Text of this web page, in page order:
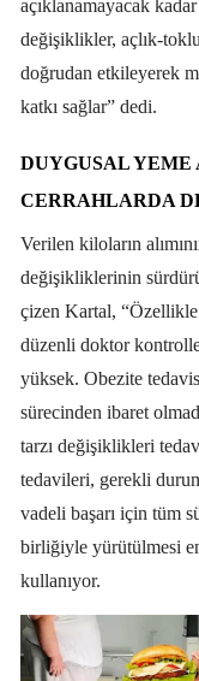
açıklanamayacak
değişiklikler, açlık-
doğrudan etkileyerek
katkı sağlar” dedi.
DUYGUSAL
CERRAHLARDA
Verilen kiloların
değişikliklerinin
çizen Kartal, “Özellikle
düzenli doktor
yüksek. Obezite
sürecinden ibaret
tarzı değişiklikleri
tedavileri, gerekli
vadeli başarı için tüm
birliğiyle yürütülmesi
kullanıyor.